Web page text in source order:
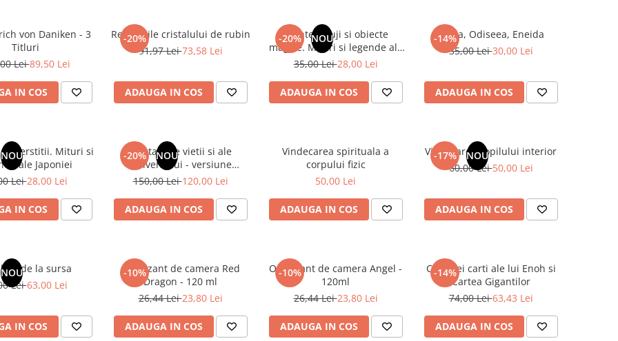
von Daniken - 3
Titluri
Lei89,50 Lei
IN COS
-20%
Revelatiile cristalului de rubin
91,97 Lei73,58 Lei
ADAUGA IN COS
-20% NOU
Muntele Fuji si obiecte
magice. Mituri si legende ale
Japoniei
35,00 Lei28,00 Lei
ADAUGA IN COS
-14%
Iliada, Odiseea, Eneida
35,00 Lei30,00 Lei
ADAUGA IN COS
NOU
superstitii. Mituri si
ale Japoniei
Lei28,00 Lei
IN COS
-20% NOU
Din tainele vietii si ale
Universului - versiune
originala din 1939. Volumele I-
Demetrescu
150,00 Lei120,00 Lei
ADAUGA IN COS
Vindecarea spirituala a
corpului fizic
50,00 Lei
ADAUGA IN COS
-17% NOU
Vindecarea copilului interior
60,00 Lei50,00 Lei
ADAUGA IN COS
NOUde la sursa
Lei63,00 Lei
IN COS
-10%
Odorizant de camera Red
Dragon - 120 ml
26,44 Lei23,80 Lei
ADAUGA IN COS
-10%
Odorizant de camera Angel -
120ml
26,44 Lei23,80 Lei
ADAUGA IN COS
-14%
Cele trei carti ale lui Enoh si
Cartea Gigantilor
74,00 Lei63,43 Lei
ADAUGA IN COS